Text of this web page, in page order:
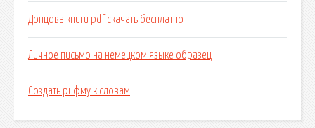
Донцова книги pdf скачать бесплатно
Личное письмо на немецком языке образец
Создать рифму к словам